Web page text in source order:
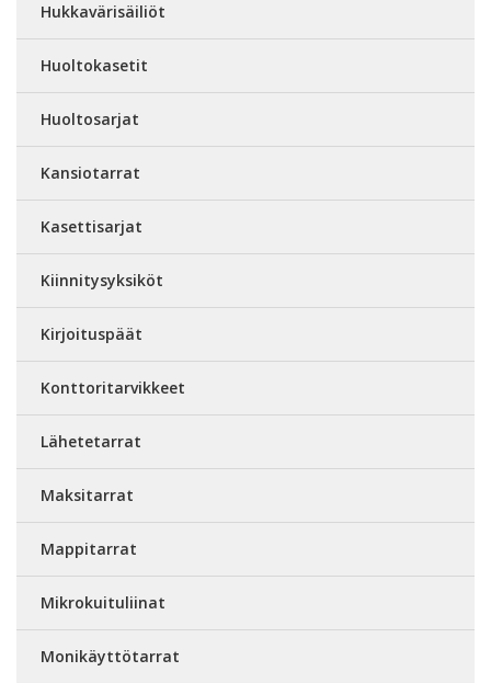
Hukkavärisäiliöt
Huoltokasetit
Huoltosarjat
Kansiotarrat
Kasettisarjat
Kiinnitysyksiköt
Kirjoituspäät
Konttoritarvikkeet
Lähetetarrat
Maksitarrat
Mappitarrat
Mikrokuituliinat
Monikäyttötarrat